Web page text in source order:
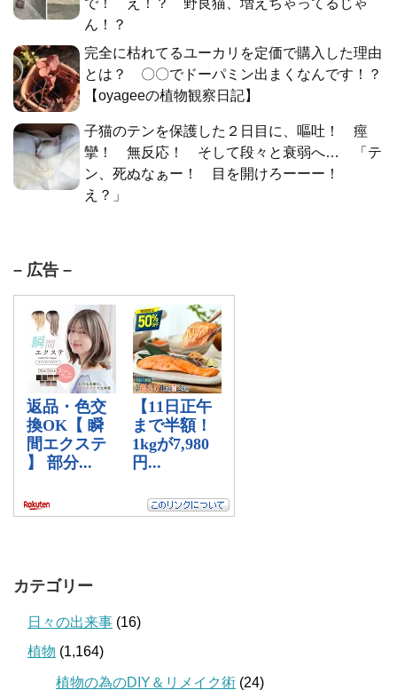
で！ え！？ 野良猫、増えちゃってるじゃ
ん！？
完全に枯れてるユーカリを定価で購入した理由
とは？ 〇〇でドーパミン出まくなんです！？
【oyageeの植物観察日記】
子猫のテンを保護した２日目に、嘔吐！ 痙
攣！ 無反応！ そして段々と衰弱へ… 「テ
ン、死ぬなぁー！ 目を開けろーーー！
え？」
– 広告 –
カテゴリー
日々の出来事 (16)
植物 (1,164)
植物の為のDIY＆リメイク術 (24)